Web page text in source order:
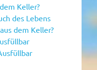
Keller?
des Lebens
dem Keller?